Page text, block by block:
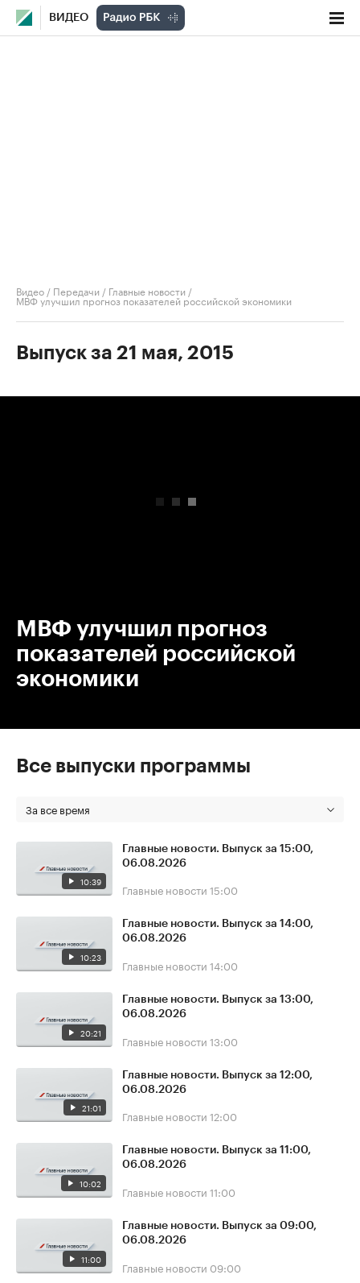
ВИДЕО
Видео / Передачи / Главные новости /
МВФ улучшил прогноз показателей российской экономики
Выпуск за 21 мая, 2015
МВФ улучшил прогноз
показателей российской
экономики
Все выпуски программы
За все время
10:39
Главные новости. Выпуск за 15:00,
06.08.2026
Главные новости 15:00
10:23
Главные новости. Выпуск за 14:00,
06.08.2026
Главные новости 14:00
20:21
Главные новости. Выпуск за 13:00,
06.08.2026
Главные новости 13:00
21:01
Главные новости. Выпуск за 12:00,
06.08.2026
Главные новости 12:00
10:02
Главные новости. Выпуск за 11:00,
06.08.2026
Главные новости 11:00
11:00
Главные новости. Выпуск за 09:00,
06.08.2026
Главные новости 09:00